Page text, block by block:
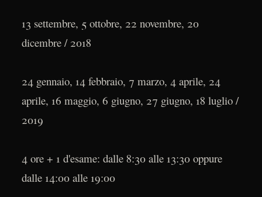
13 settembre, 5 ottobre, 22 novembre, 20
dicembre / 2018
24 gennaio, 14 febbraio, 7 marzo, 4 aprile, 24
aprile, 16 maggio, 6 giugno, 27 giugno, 18 luglio /
2019
4 ore + 1 d'esame: dalle 8:30 alle 13:30 oppure
dalle 14:00 alle 19:00